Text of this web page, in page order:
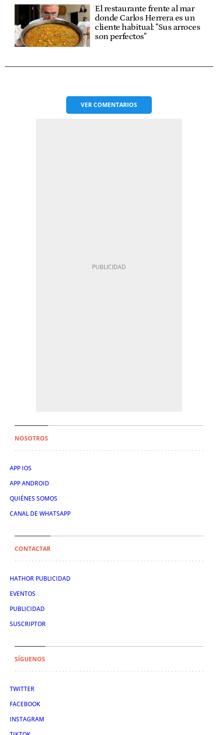
El restaurante frente al mar
donde Carlos Herrera es un
cliente habitual: "Sus arroces
son perfectos"
VERCOMENTARIOS
NOSOTROS
APP IOS
APP ANDROID
QUIÉNES SOMOS
CANAL DE WHATSAPP
CONTACTAR
HATHOR PUBLICIDAD
EVENTOS
PUBLICIDAD
SUSCRIPTOR
SÍGUENOS
TWITTER
FACEBOOK
INSTAGRAM